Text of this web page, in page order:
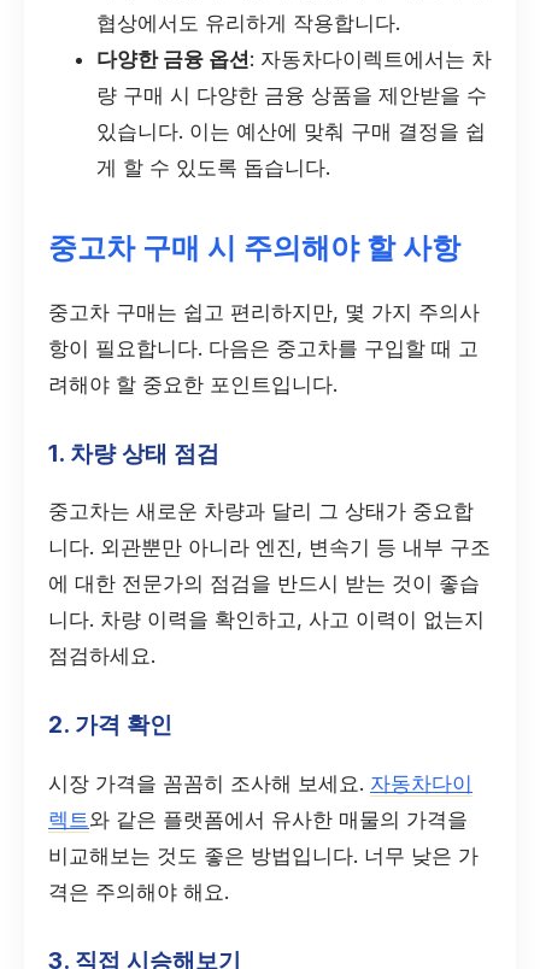
협상에서도 유리하게 작용합니다.
다양한 금융 옵션: 자동차다이렉트에서는 차
량 구매 시 다양한 금융 상품을 제안받을 수
있습니다. 이는 예산에 맞춰 구매 결정을 쉽
게 할 수 있도록 돕습니다.
중고차 구매 시 주의해야 할 사항
중고차 구매는 쉽고 편리하지만, 몇 가지 주의사
항이 필요합니다. 다음은 중고차를 구입할 때 고
려해야 할 중요한 포인트입니다.
1. 차량 상태 점검
중고차는 새로운 차량과 달리 그 상태가 중요합
니다. 외관뿐만 아니라 엔진, 변속기 등 내부 구조
에 대한 전문가의 점검을 반드시 받는 것이 좋습
니다. 차량 이력을 확인하고, 사고 이력이 없는지
점검하세요.
2. 가격 확인
시장 가격을 꼼꼼히 조사해 보세요. 자동차다이
렉트와 같은 플랫폼에서 유사한 매물의 가격을
비교해보는 것도 좋은 방법입니다. 너무 낮은 가
격은 주의해야 해요.
3. 직접 시승해보기